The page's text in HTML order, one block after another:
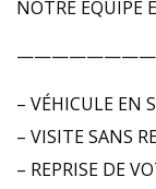
NOTRE EQUIPE
– VÉHICULE EN
– VISITE SANS
– REPRISE DE